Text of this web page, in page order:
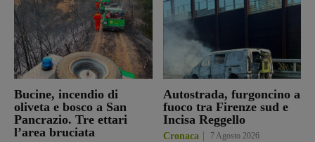
Bucine, incendio di
oliveta e bosco a San
Pancrazio. Tre ettari
l’area bruciata
Autostrada, furgoncino a
fuoco tra Firenze sud e
Incisa Reggello
Cronaca 7 Agosto 2026